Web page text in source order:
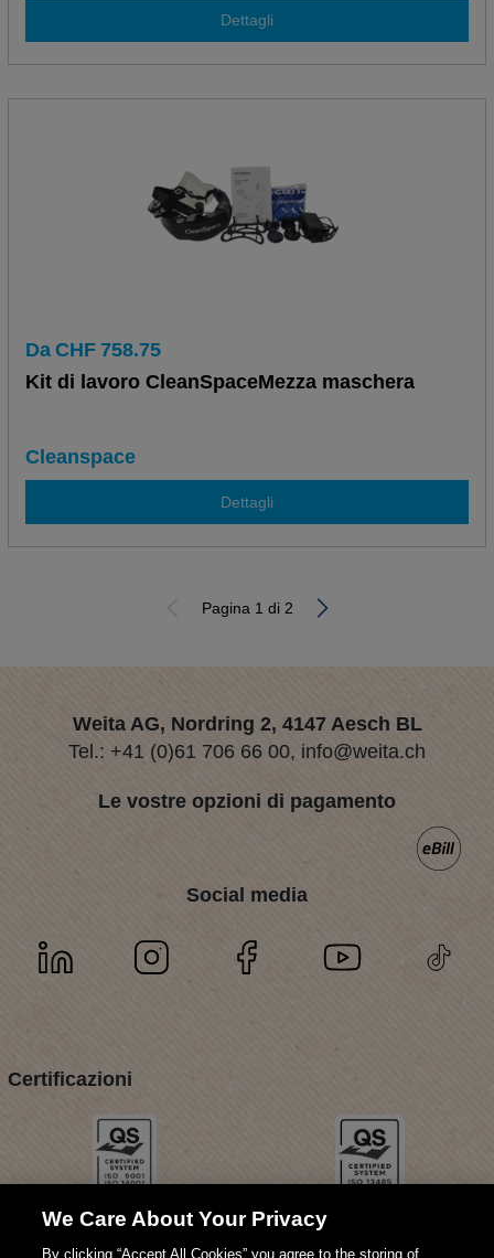
Dettagli
Da CHF 758.75
Kit di lavoro CleanSpaceMezza maschera
Cleanspace
Dettagli
Pagina 1 di 2
Weita AG, Nordring 2, 4147 Aesch BL
Tel.: +41 (0)61 706 66 00, info@weita.ch
Le vostre opzioni di pagamento
Social media
Certificazioni
We Care About Your Privacy
By clicking “Accept All Cookies” you agree to the storing of